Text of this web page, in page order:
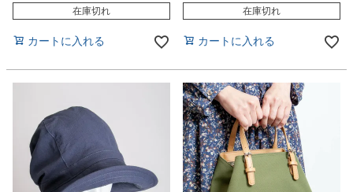
在庫切れ
カートに入れる
在庫切れ
カートに入れる